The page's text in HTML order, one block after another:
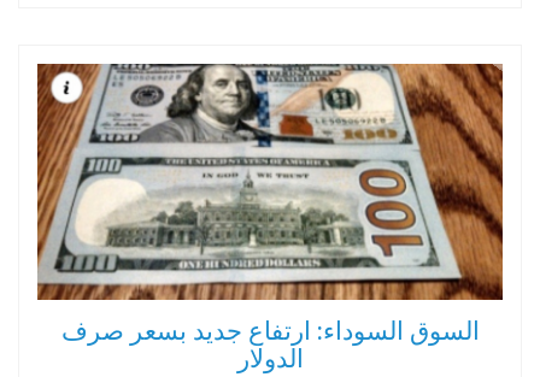
السوق السوداء: ارتفاع جديد بسعر صرف
الدولار